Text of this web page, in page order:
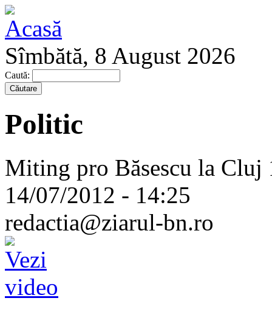
Sîmbătă, 8 August 2026
Caută:
Politic
Miting pro Băsescu la
14/07/2012 - 14:25
redactia@ziarul-bn.ro